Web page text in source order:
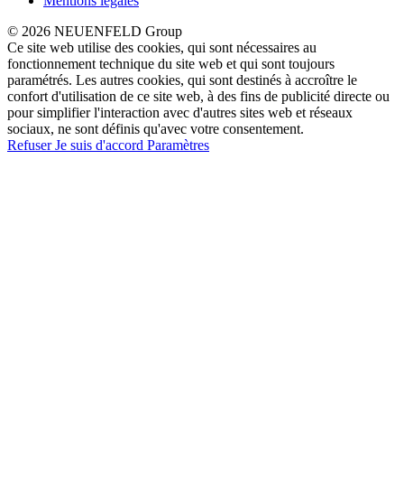
© 2026 NEUENFELD Group
Ce site web utilise des cookies, qui sont nécessaires au
fonctionnement technique du site web et qui sont toujours
paramétrés. Les autres cookies, qui sont destinés à accroître le
confort d'utilisation de ce site web, à des fins de publicité directe ou
pour simplifier l'interaction avec d'autres sites web et réseaux
sociaux, ne sont définis qu'avec votre consentement.
RefuserJe suis d'accord Paramètres